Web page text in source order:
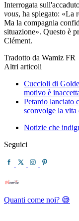
Interrogata
vous, ha spiegato: «La
Ma la compagnia
situazione». Questo è
Clément.
Tradotto da Wamiz FR
Altri articoli
Cuccioli di
motivo è
Petardo lanciato
sconvolge la
Notizie che
Seguici
Quanti come noi? 😅